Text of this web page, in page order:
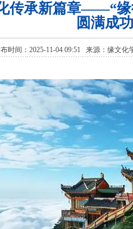
传承新篇章——“缘
圆满成功
时间：2025-11-04 09:51 来源： 缘文化